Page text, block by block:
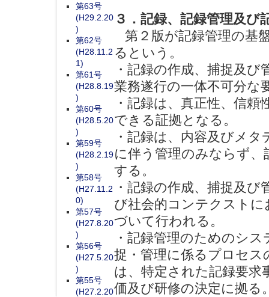
３．記録、記録管理及
第２版が記録管理の基
るという。
・記録の作成、捕捉及
業務遂行の一体不可分な
・記録は、真正性、信
できる証拠となる。
・記録は、内容及びメ
に伴う管理のみならず
する。
・記録の作成、捕捉及
び社会的コンテクスト
づいて行われる。
・記録管理のためのシ
捉・管理に係るプロセ
は、特定された記録要求
価及び研修の決定に拠る
第63号
(H29.2.20
)
第62号
(H28.11.2
1)
第61号
(H28.8.19
)
第60号
(H28.5.20
)
第59号
(H28.2.19
)
第58号
(H27.11.2
0)
第57号
(H27.8.20
)
第56号
(H27.5.20
)
第55号
(H27.2.20